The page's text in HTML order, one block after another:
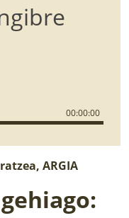
00:00:00
ARGIA